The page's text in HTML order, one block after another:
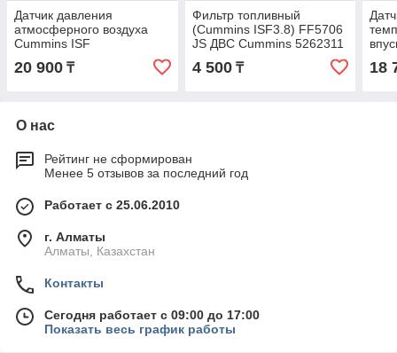
Датчик давления
атмосферного воздуха
Cummins ISF
2.8/3.8/ISBe/ISDe/IS ДВС
Cummins 4076493
20 900 ₸
Фильтр топливный
(Cummins ISF3.8) FF5706
JS ДВС Cummins 5262311
4 500₸
2.8/
18
О нас
Рейтинг не сформирован
Менее 5 отзывов за последний год
Работает с 25.06.2010
г. Алматы
Алматы, Казахстан
Контакты
Сегодня работает с 09:00 до 17:00
Показать весь график работы